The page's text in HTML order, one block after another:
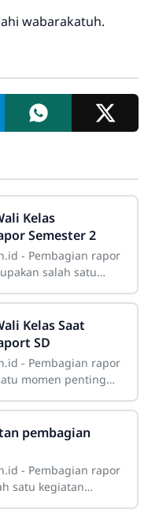
wabarakatuh.
Kelas
Semester 2
- Pembagian rapor
salah satu
Kegiatan ini tidak
Kelas Saat
SD
- Pembagian rapor
momen penting
kegiatan ini,
pembagian
- Pembagian rapor
satu kegiatan